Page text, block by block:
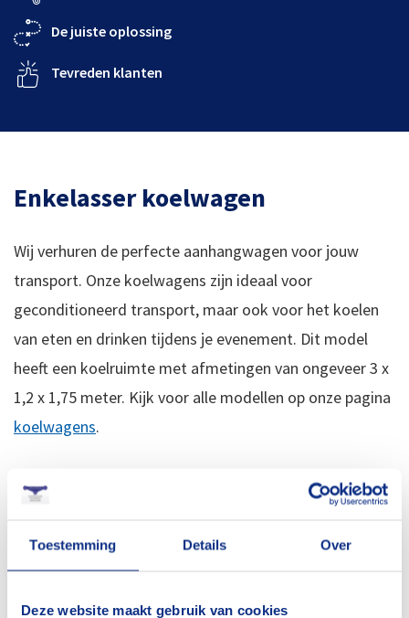
Toestemming Details Over
Deze website maakt gebruik van cookies
De juiste oplossing
Tevreden klanten
Enkelasser koelwagen
Wij verhuren de perfecte aanhangwagen voor jouw
transport. Onze koelwagens zijn ideaal voor
geconditioneerd transport, maar ook voor het koelen
van eten en drinken tijdens je evenement. Dit model
heeft een koelruimte met afmetingen van ongeveer 3 x
1,2 x 1,75 meter. Kijk voor alle modellen op onze pagina
koelwagens.
Iedere klus vraagt om een specifieke aanhanger.
Gelukkig kun je alle soorten aanhangers bij ons huren.
Wil je goederen een nachtje buiten laten staan in de
aanhanger? Dan is een gesloten aanhanger voor u de
beste oplossing. Voor particulieren bieden we vier types